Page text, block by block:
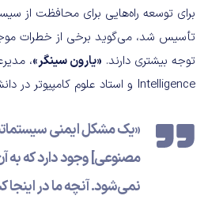
برای توسعه راه‌هایی برای محافظت از
تأسیس شد، می‌گوید برخی از خطرات
توجه بیشتری دارند. «یارون سینگر»
Intelligence و استاد علوم کامپیوتر در دانشگاه هاروارد می‌گوید:
«یک مشکل ایمنی
مصنوعی] وجود دارد که به
نمی‌شود. آنچه ما در اینجا